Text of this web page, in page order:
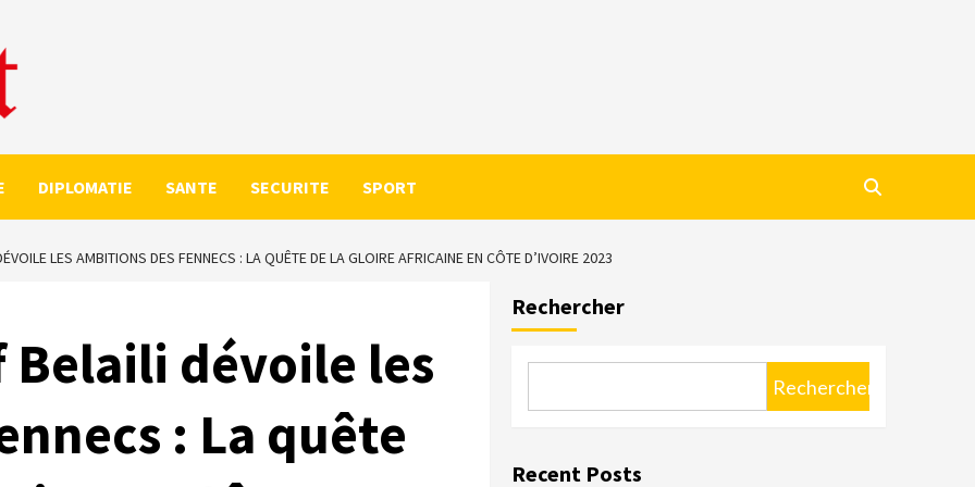
DIPLOMATIE SANTE SECURITE SPORT
LES AMBITIONS DES FENNECS : LA QUÊTE DE LA GLOIRE AFRICAINE EN CÔTE D’IVOIRE 2023
Belaili dévoile les
: La quête
Rechercher
Rechercher
Recent Posts